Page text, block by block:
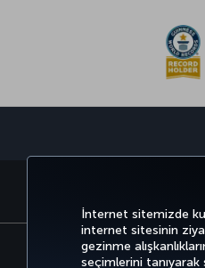
İnternet sitemizde
internet sitesinin
gezinme
seçimlerini
Bilgi